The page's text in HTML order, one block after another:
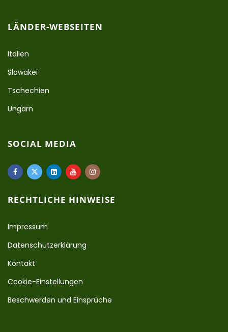
LÄNDER-WEBSEITEN
Italien
Slowakei
Tschechien
Ungarn
SOCIAL MEDIA
RECHTLICHE HINWEISE
Impressum
Datenschutzerklärung
Kontakt
Cookie-Einstellungen
Beschwerden und Einsprüche